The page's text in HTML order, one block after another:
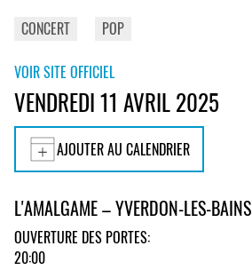
CONCERT
POP
VOIR SITE OFFICIEL
VENDREDI 11 AVRIL 2025
AJOUTER AU CALENDRIER
L'AMALGAME – YVERDON-LES-BAINS
OUVERTURE DES PORTES:
20:00